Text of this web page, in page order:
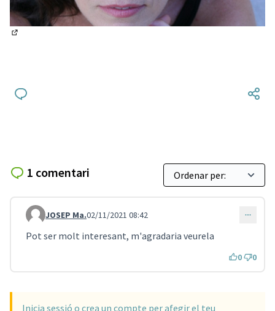
1 comentari
Comentari 1060
JOSEP Ma.02/11/2021 08:42
Pot ser molt interesant, m'agradaria veurela
0 0
Inicia sessió o crea un compte per afegir el teu